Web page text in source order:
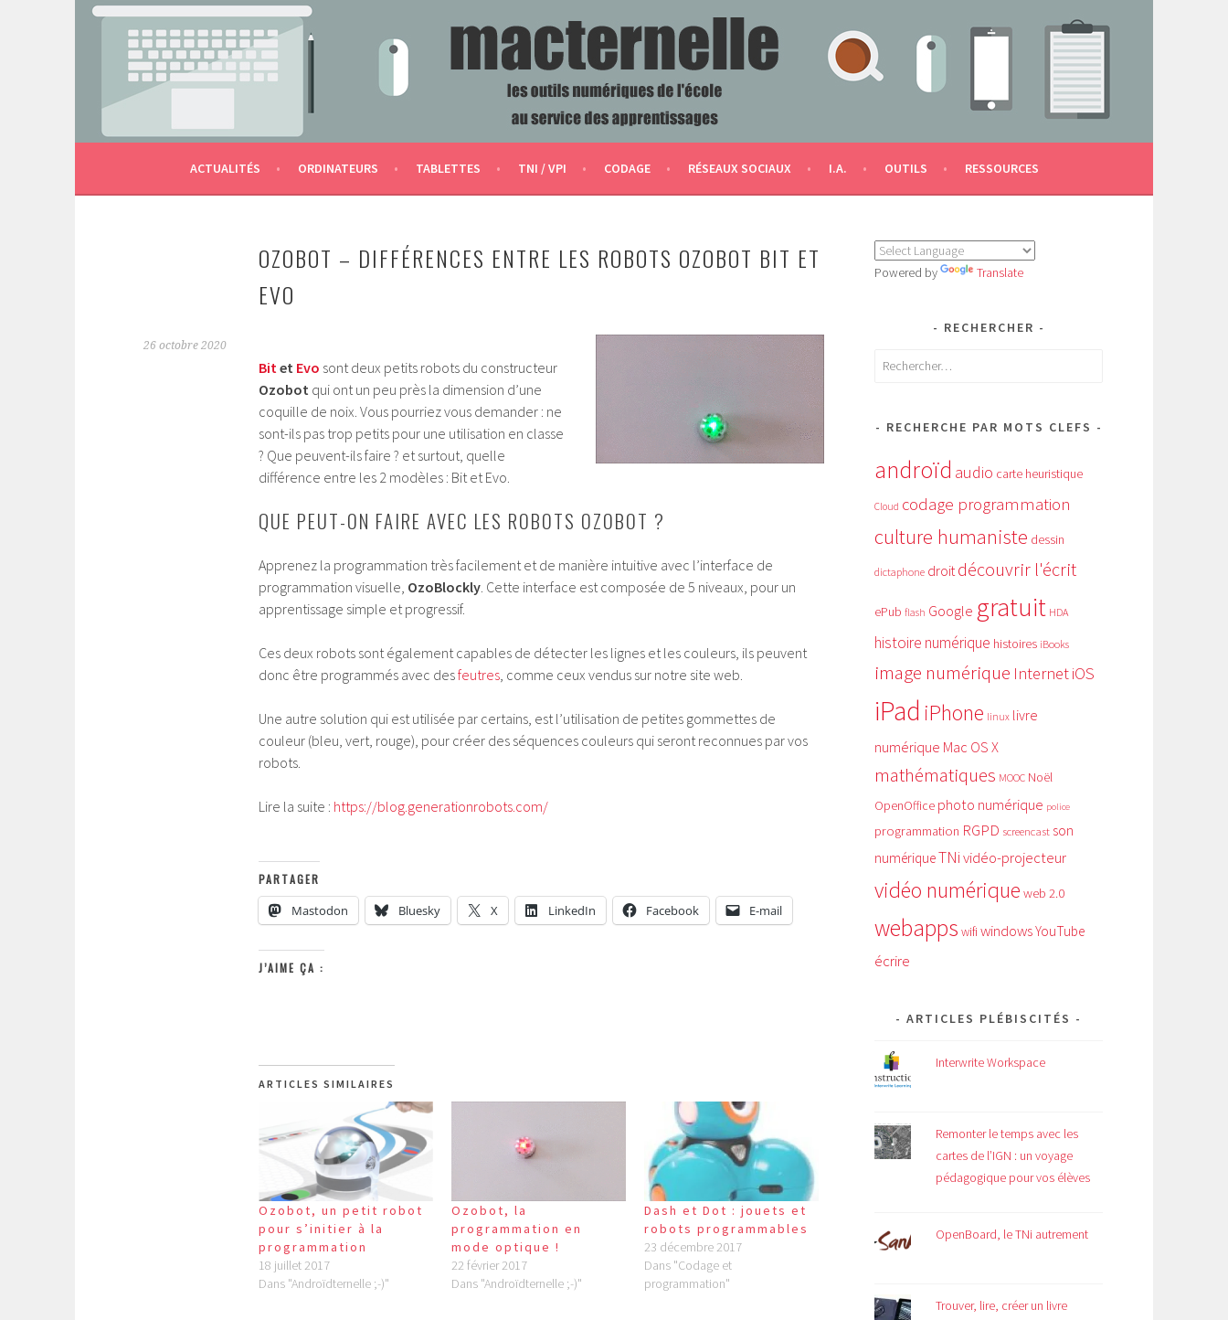
Aller
MACTERNELLE
LES OUTILS NUMÉRIQUES DE L'ÉCOLE AU SERVICE DES APPRENTISSAGES
ACTUALITÉS ORDINATEURS TABLETTES TNI / VPI CODAGE RÉSEAUX SOCIAUX I.A. OUTILS RESSOURCES
OZOBOT – DIFFÉRENCES ENTRE LES ROBOTS OZOBOT BIT ET
EVO
26 octobre 2020
Bitet Evo sont deux petits robots du constructeur
Ozobot qui ont un peu près la dimension d’une
coquille de noix. Vous pourriez vous demander : ne
sont-ils pas trop petits pour une utilisation en classe
? Que peuvent-ils faire ? et surtout, quelle
différence entre les 2 modèles : Bit et Evo.
QUE PEUT-ON FAIRE AVEC LES ROBOTS OZOBOT ?
Apprenez la programmation très facilement et de manière intuitive avec l’interface de
programmation visuelle, OzoBlockly. Cette interface est composée de 5 niveaux, pour un
apprentissage simple et progressif.
Ces deux robots sont également capables de détecter les lignes et les couleurs, ils peuvent
donc être programmés avec desfeutres, comme ceux vendus sur notre site web.
Une autre solution qui est utilisée par certains, est l’utilisation de petites gommettes de
couleur (bleu, vert, rouge), pour créer des séquences couleurs qui seront reconnues par vos
robots.
Lire la suite : https://blog.generationrobots.com/
PARTAGER
Mastodon Bluesky X LinkedIn Facebook E-mail
J’AIME ÇA :
ARTICLES SIMILAIRES
Ozobot, un petit robot
pour s’initier à la
programmation
18 juillet 2017
Dans "Androïdternelle ;-)"
Ozobot, la
programmation en
mode optique !
22 février 2017
Dans "Androïdternelle ;-)"
Dash et Dot : jouets et
robots programmables
23 décembre 2017
Dans "Codage et
programmation"
Powered by Translate
RECHERCHER
Rechercher :
RECHERCHE PAR MOTS CLEFS
androïd audio carte heuristique
Cloud codage programmation
culture humaniste dessin
dictaphone droit découvrir l'écrit
ePub flash Google gratuit HDA
histoire numérique histoires iBooks
image numérique InternetiOS
iPad iPhone linux livre
numérique Mac OS X
mathématiques MOOC Noël
OpenOffice photo numérique police
programmation RGPD screencast son
numériqueTNividéo-projecteur
vidéo numérique web 2.0
webapps wifi windowsYouTube
écrire
ARTICLES PLÉBISCITÉS
Interwrite Workspace
Remonter le temps avec les
cartes de l’IGN : un voyage
pédagogique pour vos élèves
OpenBoard, le TNi autrement
Trouver, lire, créer un livre